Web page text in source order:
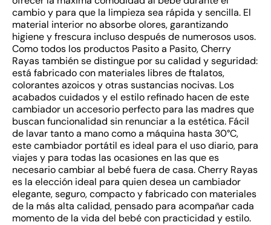
cambio y para que la limpieza sea rápida y sencilla. El
material interior no absorbe olores, garantizando
higiene y frescura incluso después de numerosos usos.
Como todos los productos Pasito a Pasito, Cherry
Rayas también se distingue por su calidad y seguridad:
está fabricado con materiales libres de ftalatos,
colorantes azoicos y otras sustancias nocivas. Los
acabados cuidados y el estilo refinado hacen de este
cambiador un accesorio perfecto para las madres que
buscan funcionalidad sin renunciar a la estética. Fácil
de lavar tanto a mano como a máquina hasta 30°C,
este cambiador portátil es ideal para el uso diario, para
viajes y para todas las ocasiones en las que es
necesario cambiar al bebé fuera de casa. Cherry Rayas
es la elección ideal para quien desea un cambiador
elegante, seguro, compacto y fabricado con materiales
de la más alta calidad, pensado para acompañar cada
momento de la vida del bebé con practicidad y estilo.